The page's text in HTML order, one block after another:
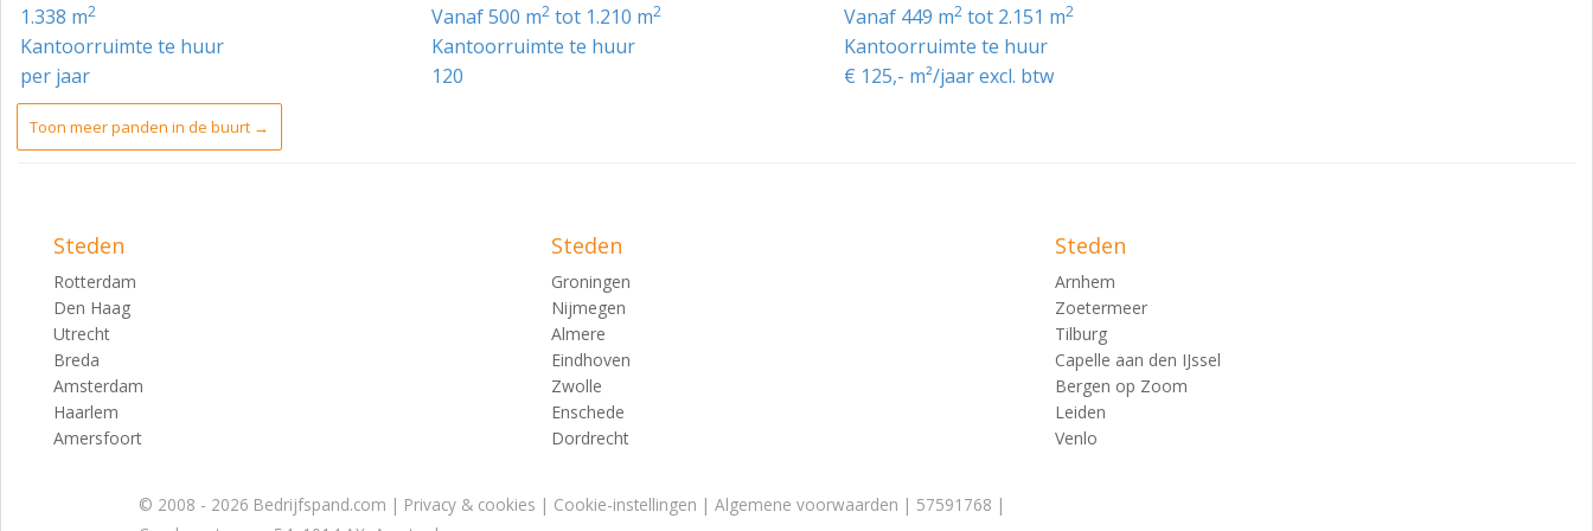
Daarnaast geldt:
Artikel 6: Gemengd – 1
De aangewezen gronden zijn bestemd voor bedrijven uit ten hoogste de onderstaande bedrijfscategorieën:
- maatschappelijke doeleinden en kantoren, al dan niet in combinatie met ondergeschikte dienstverlening, met uitzondering van gronden
HUURPRIJS
- 2e verdieping: € 90,- per m² per jaar
- 3e verdieping: € 75,- per m² per jaar
- 4e verdieping: € 60,- per m² per jaar
Parkeerplaatsen:
Alle bedragen te vermeerderen met BTW.
1.338 m2
Kantoorruimte te huur
per jaar
vanaf 500 m2 tot 1.210 m2
Kantoorruimte te huur
120
vanaf 449 m2tot 2.151 m2
Kantoorruimte te huur
€ 125,- m²/jaar excl. btw
Toon meer panden in de buurt →
Steden
Rotterdam
Den Haag
Utrecht
Breda
Amsterdam
Haarlem
Amersfoort
Steden
Groningen
Nijmegen
Almere
Eindhoven
Zwolle
Enschede
Dordrecht
Steden
Arnhem
Zoetermeer
Tilburg
Capelle aan den IJssel
Bergen op Zoom
Leiden
Venlo
© 2008 - 2026 Bedrijfspand.com | Privacy & cookies | Cookie-instellingen | Algemene voorwaarden | 57591768 |